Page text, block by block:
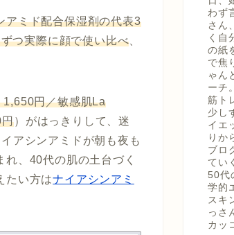
アミド配合保湿剤の代表3
つ実際に顔で使い比べ
円／敏感肌La
）がはっきりして、迷
アシンアミドが朝も夜も
、40代の肌の土台づく
たい方はナイアシンアミ
わず
さん
く自
の紙
で焦
ゃん
ーチ
筋ト
少し
イエ
りか
ブロ
てい
50代
学的
スキ
っさ
カッ